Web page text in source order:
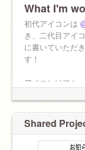
右上の青いボタ
の青いボタンを
お願いします！
What I'm
初代アイコンは
き、二代目アイ
に書いていただ
す！
アイコンはフル
Shared